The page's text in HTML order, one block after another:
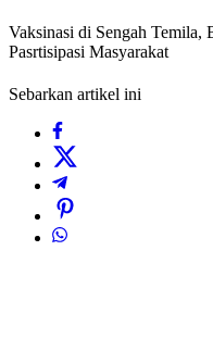
Vaksinasi di Sengah Temila,
Pasrtisipasi Masyarakat
Sebarkan artikel ini